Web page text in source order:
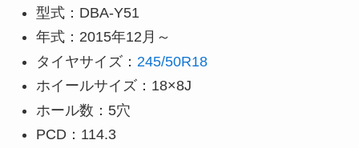
型式：DBA-Y51
年式：2015年12月～
タイヤサイズ： 245/50R18
ホイールサイズ：18×8J
ホール数：5穴
PCD：114.3